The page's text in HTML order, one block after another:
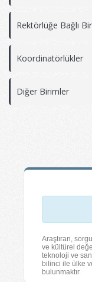
Rektörlüğe Bağlı
Koordinatörlükler
Diğer Birimler
Araştıran,
ve kültürel
teknoloji ve
bilinci ile ülke
bulunmaktır.